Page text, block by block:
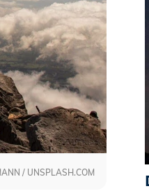
/ UNSPLASH.COM